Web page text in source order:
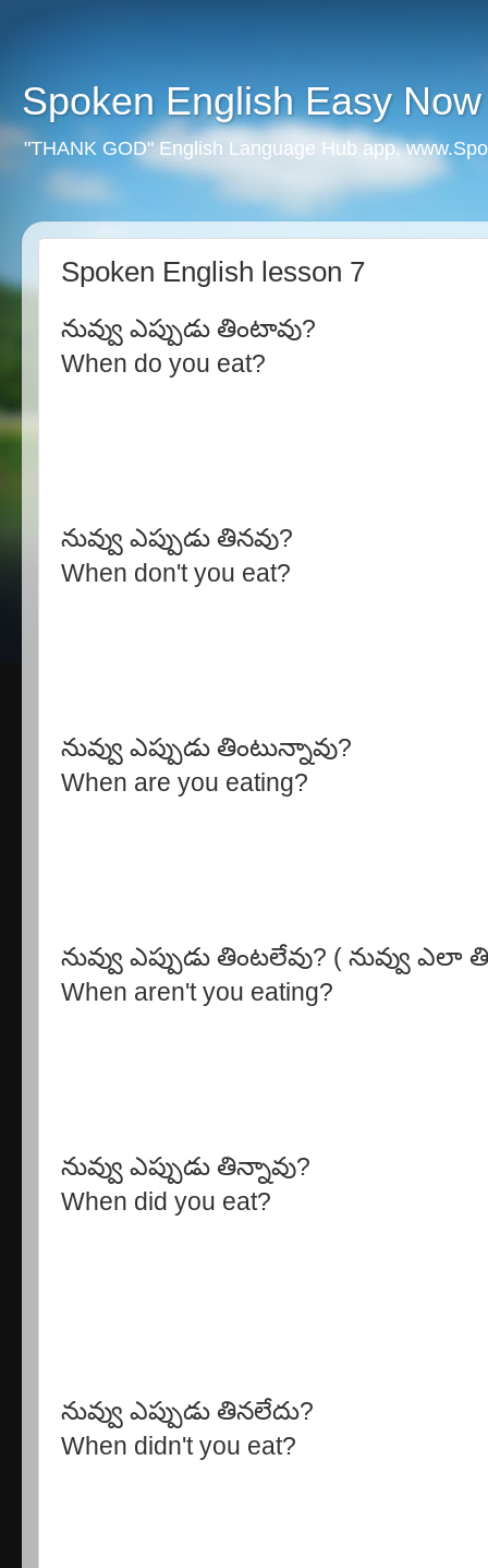
Spoken English Easy Now
"THANK GOD" English Language Hub app.
Spoken English lesson 7
నువ్వు ఎప్పుడు తింటావు?
When do you eat?
నువ్వు ఎప్పుడు తినవు?
When don't you eat?
నువ్వు ఎప్పుడు తింటున్నావు?
When are you eating?
నువ్వు ఎప్పుడు తింటలేవు? ( నువ్వు ఎలా
When aren't you eating?
నువ్వు ఎప్పుడు తిన్నావు?
When did you eat?
నువ్వు ఎప్పుడు తినలేదు?
When didn't you eat?